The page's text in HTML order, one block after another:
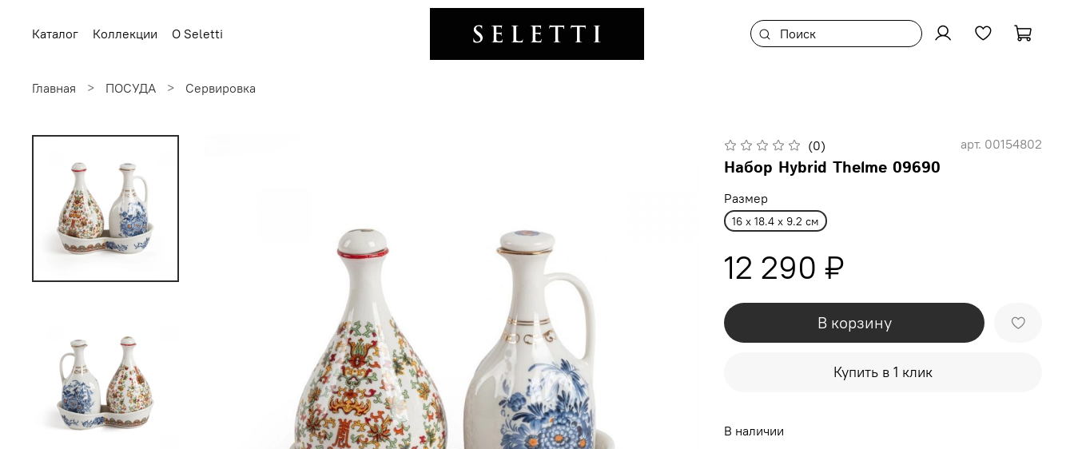
Каталог Коллекции О Seletti
Главная ПОСУДА Сервировка
(0) арт. 00154802
Набор Hybrid Thelme 09690
Размер
16 x 18.4 x 9.2 см
12 290 ₽
В корзину
Купить в 1 клик
В наличии